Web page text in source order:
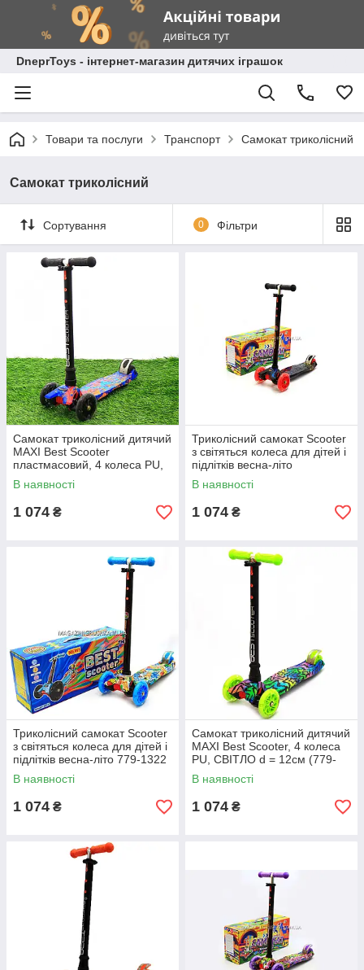
DneprToys - інтернет-магазин дитячих іграшок
Товари та послуги Транспорт Самокат триколісний
Самокат триколісний
Сортування 0 Фільтри
Самокат триколісний дитячий
MAXI Best Scooter
пластмасовий, 4 колеса PU,
СВІТЛО d = 12см (779-1338)
В наявності
1 074 ₴
Триколісний самокат Scooter
з світяться колеса для дітей і
підлітків весна-літо
В наявності
1 074 ₴
Триколісний самокат Scooter
з світяться колеса для дітей і
підлітків весна-літо 779-1322
В наявності
1 074 ₴
Самокат триколісний дитячий
MAXI Best Scooter, 4 колеса
PU, СВІТЛО d = 12см (779-
1342)
В наявності
1 074 ₴